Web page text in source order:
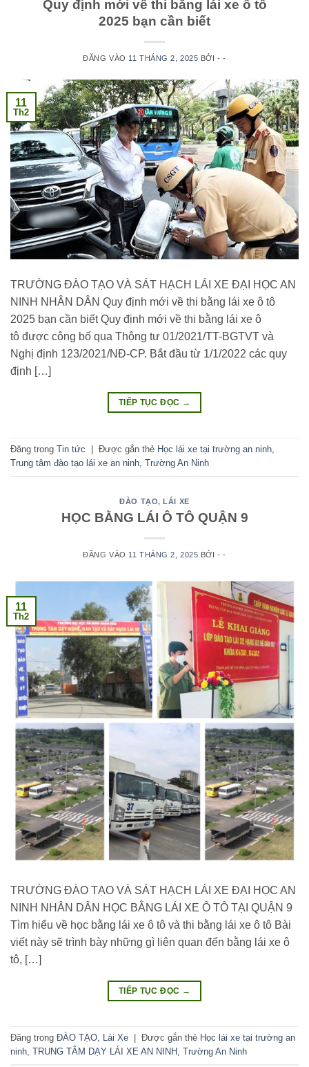
Quy định mới về thi bằng lái xe ô tô
2025 bạn cần biết
ĐĂNG VÀO 11 THÁNG 2, 2025 BỞI- -
11
Th2
TRƯỜNG ĐÀO TẠO VÀ SÁT HẠCH LÁI XE ĐẠI HỌC AN
NINH NHÂN DÂN Quy định mới về thi bằng lái xe ô tô
2025 bạn cần biết Quy định mới về thi bằng lái xe ô
tô được công bố qua Thông tư 01/2021/TT-BGTVT và
Nghị định 123/2021/NĐ-CP. Bắt đầu từ 1/1/2022 các quy
định […]
TIẾP TỤC ĐỌC →
Đăng trong Tin tức Được gắn thẻ Học lái xe tại trường an ninh,
Trung tâm đào tạo lái xe an ninh, Trường An Ninh
ĐÀO TẠO,LÁI XE
HỌC BẰNG LÁI Ô TÔ QUẬN 9
ĐĂNG VÀO 11 THÁNG 2, 2025 BỞI- -
11
Th2
TRƯỜNG ĐÀO TẠO VÀ SÁT HẠCH LÁI XE ĐẠI HỌC AN
NINH NHÂN DÂN HỌC BẰNG LÁI XE Ô TÔ TẠI QUẬN 9
Tìm hiểu về học bằng lái xe ô tô và thi bằng lái xe ô tô Bài
viết này sẽ trình bày những gì liên quan đến bằng lái xe ô
tô, […]
TIẾP TỤC ĐỌC →
Đăng trong ĐÀO TẠO Lái Xe Được gắn thẻ Học lái xe tại trường an
ninh TRUNG TÂM DẠY LÁI XE AN NINH Trường An Ninh